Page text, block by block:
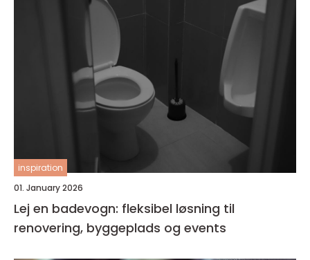
inspiration
01. January 2026
Lej en badevogn: fleksibel løsning til
renovering, byggeplads og events